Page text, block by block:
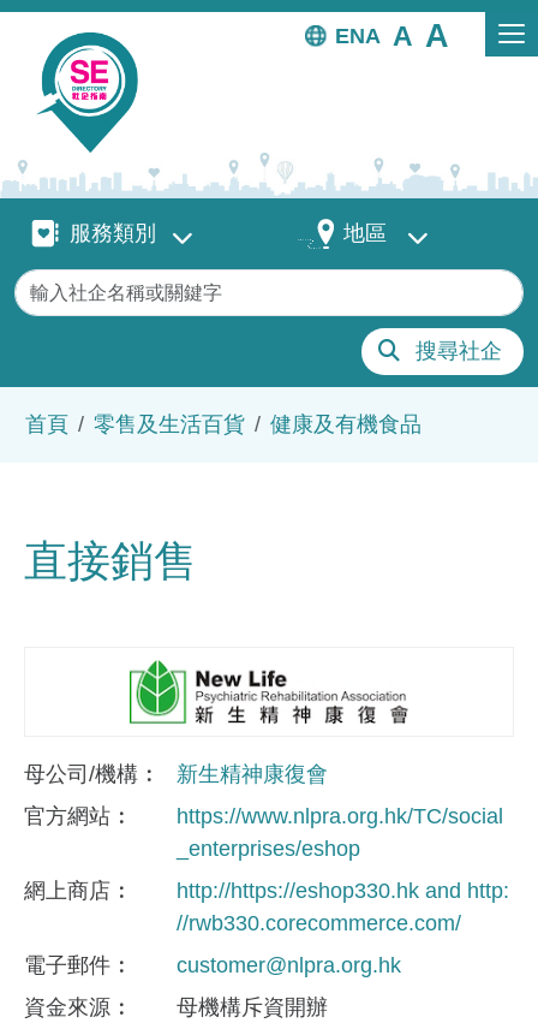
移至主內容
EN
服務類別服務類別 地區 地區
關鍵字
搜尋社企
首頁 零售及生活百貨 健康及有機食品
直接銷售
母公司/機構
新生精神康復會
官方網站
https://www.nlpra.org.hk/TC/social
_enterprises/eshop
網上商店
http://https://eshop330.hk and http:
//rwb330.corecommerce.com/
電子郵件
customer@nlpra.org.hk
資金來​源
母機構斥資開辦